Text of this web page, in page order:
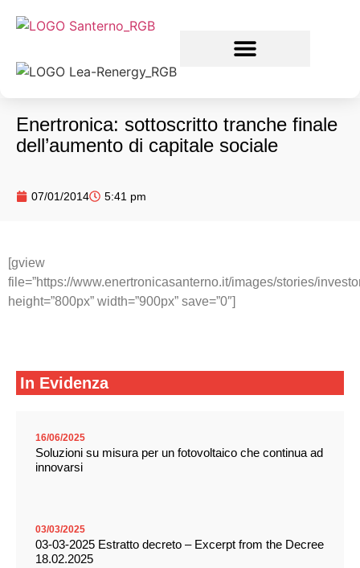
Enertronica: sottoscritto tranche finale
dell’aumento di capitale sociale
07/01/2014 5:41 pm
[gview
file=”https://www.enertronicasanterno.it/images/stories/
height=”800px” width=”900px” save=”0″]
In Evidenza
16/06/2025
Soluzioni su misura per un fotovoltaico che continua ad
innovarsi
03/03/2025
03-03-2025 Estratto decreto – Excerpt from the Decree
18.02.2025